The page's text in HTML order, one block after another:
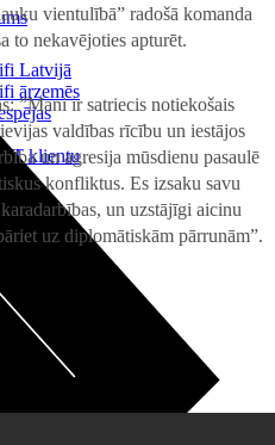
Latvijā
ārzemēs
klientu
vientulībā” radošā komanda
to nekavējoties apturēt.
”Mani ir satriecis notiekošais
valdības rīcību un iestājos
un agresija mūsdienu pasaulē
konfliktus. Es izsaku savu
un uzstājīgi aicinu
uz diplomātiskām pārrunām”.